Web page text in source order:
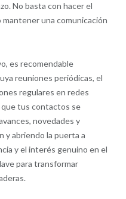
No basta con hacer el
una comunicación
es recomendable
reuniones periódicas, el
regulares en redes
que tus contactos se
novedades y
y abriendo la puerta a
y el interés genuino en el
para transformar